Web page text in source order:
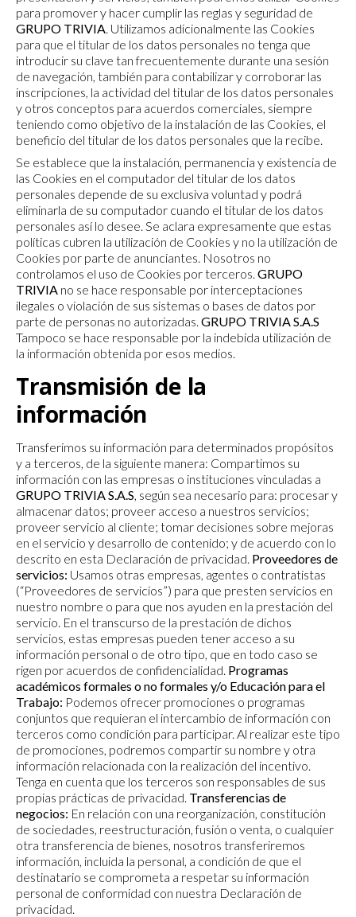
para promover y hacer cumplir las reglas y seguridad de
GRUPO TRIVIA. Utilizamos adicionalmente las Cookies
para que el titular de los datos personales no tenga que
introducir su clave tan frecuentemente durante una sesión
de navegación, también para contabilizar y corroborar las
inscripciones, la actividad del titular de los datos personales
y otros conceptos para acuerdos comerciales, siempre
teniendo como objetivo de la instalación de las Cookies, el
beneficio del titular de los datos personales que la recibe.
Se establece que la instalación, permanencia y existencia de
las Cookies en el computador del titular de los datos
personales depende de su exclusiva voluntad y podrá
eliminarla de su computador cuando el titular de los datos
personales así lo desee. Se aclara expresamente que estas
políticas cubren la utilización de Cookies y no la utilización de
Cookies por parte de anunciantes. Nosotros no
controlamos el uso de Cookies por terceros. GRUPO
TRIVIA no se hace responsable por interceptaciones
ilegales o violación de sus sistemas o bases de datos por
parte de personas no autorizadas. GRUPO TRIVIA S.A.S
Tampoco se hace responsable por la indebida utilización de
la información obtenida por esos medios.
Transmisión de la
información
Transferimos su información para determinados propósitos
y a terceros, de la siguiente manera: Compartimos su
información con las empresas o instituciones vinculadas a
GRUPO TRIVIA S.A.S, según sea necesario para: procesar y
almacenar datos; proveer acceso a nuestros servicios;
proveer servicio al cliente; tomar decisiones sobre mejoras
en el servicio y desarrollo de contenido; y de acuerdo con lo
descrito en esta Declaración de privacidad. Proveedores de
servicios: Usamos otras empresas, agentes o contratistas
(“Proveedores de servicios”) para que presten servicios en
nuestro nombre o para que nos ayuden en la prestación del
servicio. En el transcurso de la prestación de dichos
servicios, estas empresas pueden tener acceso a su
información personal o de otro tipo, que en todo caso se
rigen por acuerdos de confidencialidad. Programas
académicos formales o no formales y/o Educación para el
Trabajo: Podemos ofrecer promociones o programas
conjuntos que requieran el intercambio de información con
terceros como condición para participar. Al realizar este tipo
de promociones, podremos compartir su nombre y otra
información relacionada con la realización del incentivo.
Tenga en cuenta que los terceros son responsables de sus
propias prácticas de privacidad. Transferencias de
negocios: En relación con una reorganización, constitución
de sociedades, reestructuración, fusión o venta, o cualquier
otra transferencia de bienes, nosotros transferiremos
información, incluida la personal, a condición de que el
destinatario se comprometa a respetar su información
personal de conformidad con nuestra Declaración de
privacidad.